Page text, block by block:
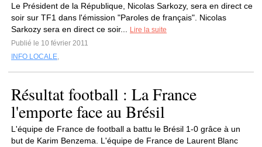
Le Président de la République, Nicolas Sarkozy, sera en direct ce
soir sur TF1 dans l'émission "Paroles de français". Nicolas
Sarkozy sera en direct ce soir...
Lire la suite
Publié le 10 février 2011
INFO LOCALE,
Résultat football : La France
l'emporte face au Brésil
L'équipe de France de football a battu le Brésil 1-0 grâce à un
but de Karim Benzema. L'équipe de France de Laurent Blanc